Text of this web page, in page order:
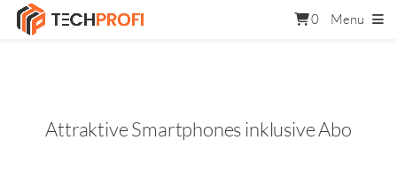
0 Menu
Attraktive Smartphones inklusive Abo